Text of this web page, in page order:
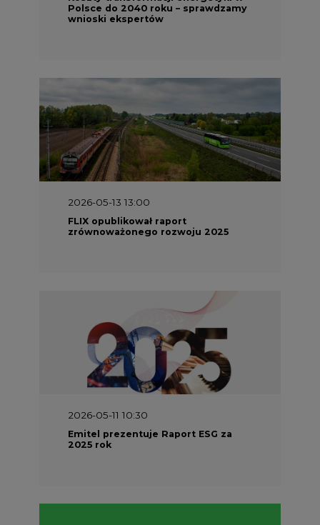
Polsce do 2040 roku – sprawdzamy
wnioski ekspertów
2026-05-13 13:00
FLIX opublikował raport
zrównoważonego rozwoju 2025
2026-05-11 10:30
Emitel prezentuje Raport ESG za
2025 rok